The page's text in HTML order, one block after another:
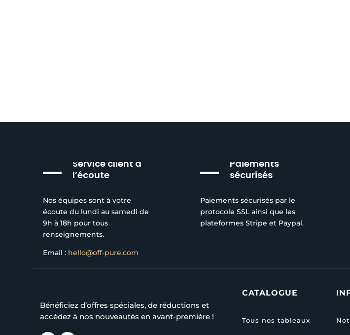
Service client à
l’écoute
Nos équipes sont à votre
écoute du lundi au samedi de
9h à 18h pour tous
renseignements.
Email : hello@off-pure.com
Paiements
sécurisés
Paiements sécurisés par le
protocole SSL ainsi que les
plateformes Stripe et Paypal.
Bénéficiez d’offres spéciales, de réductions et
accédez à nos nouveautés en avant-première !
CATALOGUE
Tous nos tableaux